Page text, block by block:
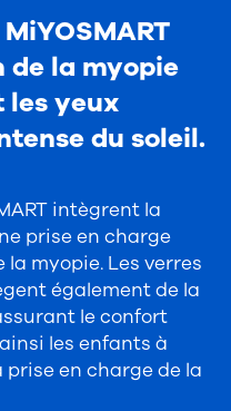
la myopie
les yeux
du soleil.
intègrent la
prise en charge
myopie. Les verres
également de la
le confort
les enfants à
en charge de la